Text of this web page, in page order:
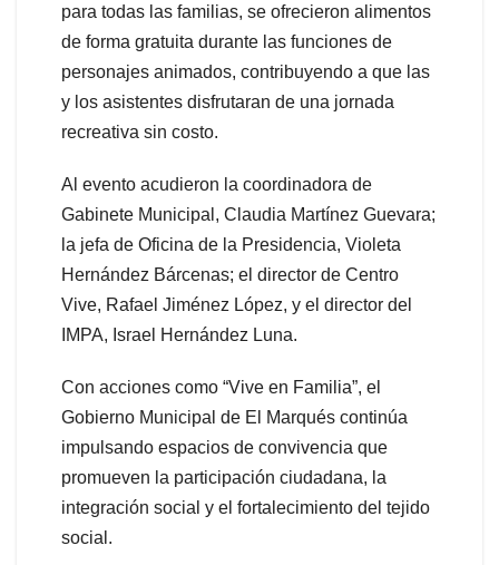
para todas las familias, se ofrecieron alimentos
de forma gratuita durante las funciones de
personajes animados, contribuyendo a que las
y los asistentes disfrutaran de una jornada
recreativa sin costo.
Al evento acudieron la coordinadora de
Gabinete Municipal, Claudia Martínez Guevara;
la jefa de Oficina de la Presidencia, Violeta
Hernández Bárcenas; el director de Centro
Vive, Rafael Jiménez López, y el director del
IMPA, Israel Hernández Luna.
Con acciones como “Vive en Familia”, el
Gobierno Municipal de El Marqués continúa
impulsando espacios de convivencia que
promueven la participación ciudadana, la
integración social y el fortalecimiento del tejido
social.